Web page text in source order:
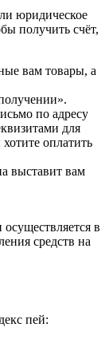
юридическое
получить счёт,
вам товары, а
по адресу
для
оплатить
выставит вам
осуществляется в
средств на
пей: